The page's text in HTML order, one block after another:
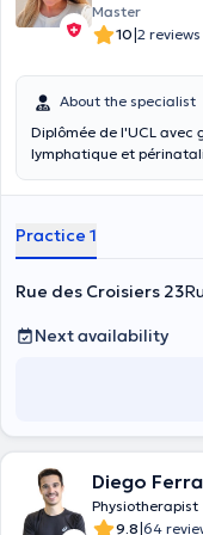
Master
10|2 reviews
About the specialist
Diplômée de l'UCL
lymphatique et
Practice 1
Rue des Croisiers 23
Next availability
Diego
Physiotherapist
9.8|64